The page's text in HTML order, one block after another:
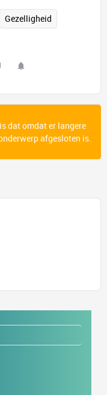
Gezelligheid
dat omdat er langere
afgesloten is.